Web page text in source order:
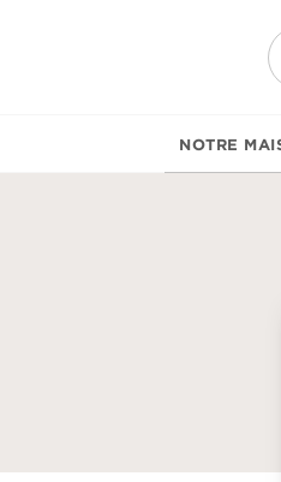
NOTRE